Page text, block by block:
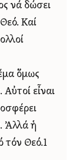
νά δώσει
Καί
ὅμως
Αὐτοί εἶναι
Ἀλλά ἡ
τόν Θεό.1